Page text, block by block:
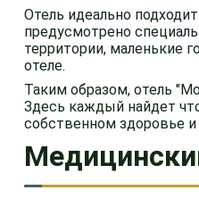
Отель идеально
предусмотрено
территории, маленькие
отеле.
Таким образом, отель
Здесь каждый найдет
собственном здоровье и